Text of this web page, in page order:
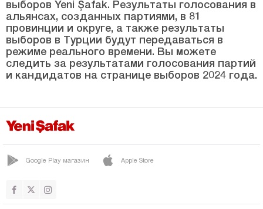
Сунгу
Узгёгур
ВАРТО
Яйгын
Йонджалы
Невшехир
Османие
выборов Yeni Şafak. Результаты голосования в
альянсах, созданных партиями, в 81
провинции и округе, а также результаты
выборов в Турции будут передаваться в
режиме реального времени. Вы можете
следить за результатами голосования партий
и кандидатов на странице выборов 2024 года.
Google Play магазин Apple Store